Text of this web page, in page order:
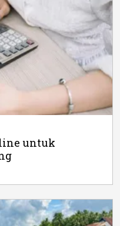
untuk